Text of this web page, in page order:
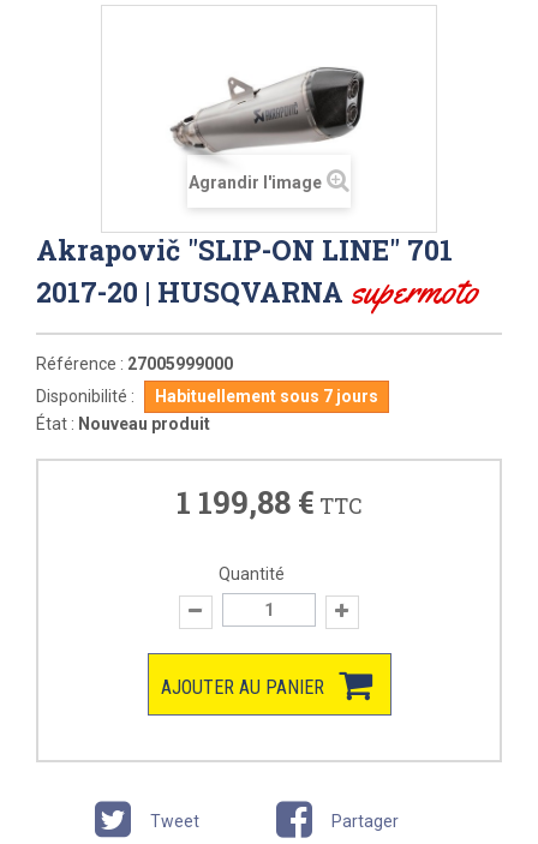
Agrandir l'image
Akrapovič "SLIP-ON LINE" 701
2017-20 | HUSQVARNA supermoto
Référence : 27005999000
Disponibilité :
Habituellement sous 7 jours
État : Nouveau produit
1 199,88 € TTC
Quantité
AJOUTER AU PANIER
Tweet Partager